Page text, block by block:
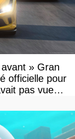
» Gran
officielle pour
pas vue